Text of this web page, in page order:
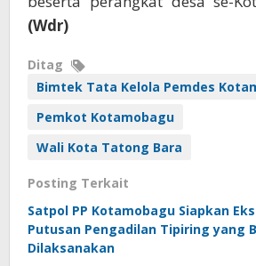
(Wdr)
Ditag
Bimtek Tata Kelola Pemdes
Pemkot Kotamobagu
Wali Kota Tatong Bara
Posting Terkait
Satpol PP Kotamobagu Siapkan
Putusan Pengadilan Tipiring yang
Dilaksanakan